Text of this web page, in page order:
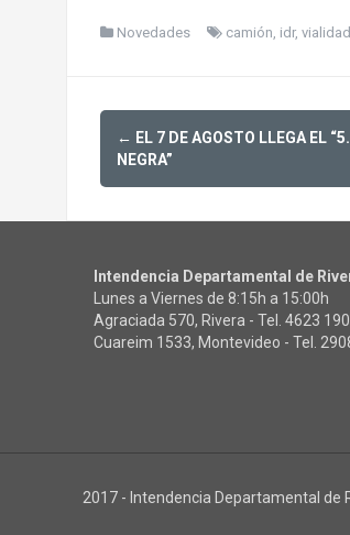
Novedades camión, idr, vialidad
Post
navigation
← EL 7 DE AGOSTO LLEGA EL
NEGRA”
Intendencia Departamental de
Lunes a Viernes de 8:15h a 15:00h
Agraciada 570, Rivera - Tel. 4623
Cuareim 1533, Montevideo - Tel.
2017 - Intendencia Departamental de